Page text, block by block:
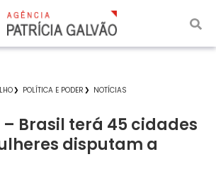
POLÍTICA E PODER NOTÍCIAS
– Brasil terá 45 cidades
disputam a